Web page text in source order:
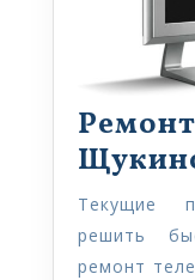
Текущие
решить
ремонт